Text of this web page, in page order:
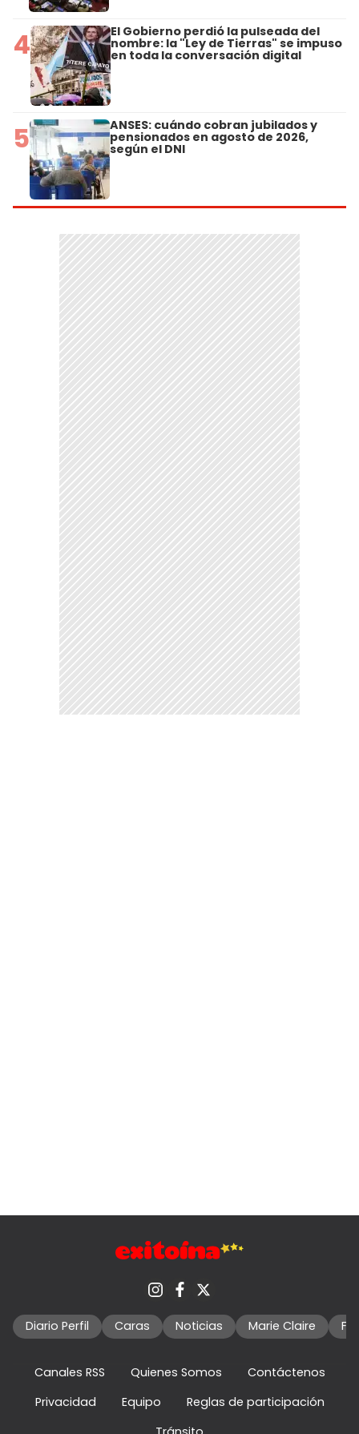
4 El Gobierno perdió la pulseada del
nombre: la "Ley de Tierras" se impuso
en toda la conversación digital
5 ANSES: cuándo cobran jubilados y
pensionados en agosto de 2026,
según el DNI
Diario Perfil Caras Noticias Marie Claire
Canales RSS Quienes Somos
Contáctenos
Privacidad
Equipo
Reglas de participación